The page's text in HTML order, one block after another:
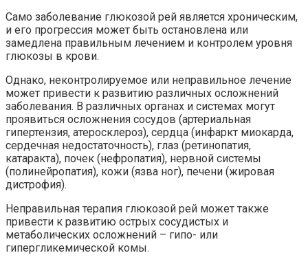
Само заболевание глюкозой рей является хроническим,
и его прогрессия может быть остановлена или
замедлена правильным лечением и контролем уровня
глюкозы в крови.
Однако, неконтролируемое или неправильное лечение
может привести к развитию различных осложнений
заболевания. В различных органах и системах могут
проявиться осложнения сосудов (артериальная
гипертензия, атеросклероз), сердца (инфаркт миокарда,
сердечная недостаточность), глаз (ретинопатия,
катаракта), почек (нефропатия), нервной системы
(полинейропатия), кожи (язва ног), печени (жировая
дистрофия).
Неправильная терапия глюкозой рей может также
привести к развитию острых сосудистых и
метаболических осложнений – гипо- или
гипергликемической комы.